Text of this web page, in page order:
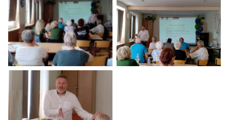
Pokaż
zdjęcie
1
z
galerii.